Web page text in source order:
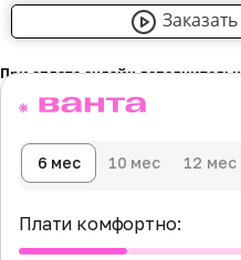
При оплате онлайн
6 мес 10 мес 12 мес
Плати комфортно: